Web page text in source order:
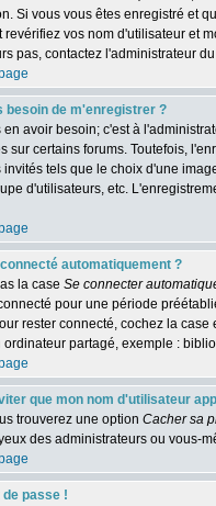
Si vous vous êtes enregistré et
revérifiez vos nom d'utilisateur et
pas, contactez l'administrateur
besoin de m'enregistrer ?
en avoir besoin; c'est à
sur certains forums. Toutefois,
tels que le choix d'une
d'utilisateurs, etc.
automatiquement ?
la case Se connecter
pour une période
rester connecté, cochez la
partagé, exemple :
que mon nom d'utilisateur
trouverez une option Cacher sa
des administrateurs ou vous-
passe !